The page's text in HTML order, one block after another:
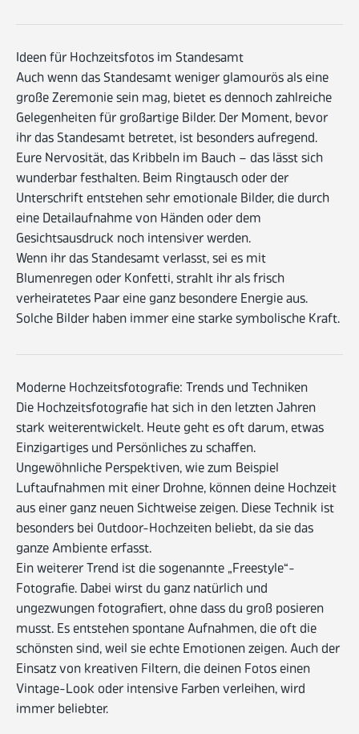
Ideen für Hochzeitsfotos im Standesamt
Auch wenn das Standesamt weniger glamourös als eine
große Zeremonie sein mag, bietet es dennoch zahlreiche
Gelegenheiten für großartige Bilder. Der Moment, bevor
ihr das Standesamt betretet, ist besonders aufregend.
Eure Nervosität, das Kribbeln im Bauch – das lässt sich
wunderbar festhalten. Beim Ringtausch oder der
Unterschrift entstehen sehr emotionale Bilder, die durch
eine Detailaufnahme von Händen oder dem
Gesichtsausdruck noch intensiver werden.
Wenn ihr das Standesamt verlasst, sei es mit
Blumenregen oder Konfetti, strahlt ihr als frisch
verheiratetes Paar eine ganz besondere Energie aus.
Solche Bilder haben immer eine starke symbolische Kraft.
Moderne Hochzeitsfotografie: Trends und Techniken
Die Hochzeitsfotografie hat sich in den letzten Jahren
stark weiterentwickelt. Heute geht es oft darum, etwas
Einzigartiges und Persönliches zu schaffen.
Ungewöhnliche Perspektiven, wie zum Beispiel
Luftaufnahmen mit einer Drohne, können deine Hochzeit
aus einer ganz neuen Sichtweise zeigen. Diese Technik ist
besonders bei Outdoor-Hochzeiten beliebt, da sie das
ganze Ambiente erfasst.
Ein weiterer Trend ist die sogenannte „Freestyle“-
Fotografie. Dabei wirst du ganz natürlich und
ungezwungen fotografiert, ohne dass du groß posieren
musst. Es entstehen spontane Aufnahmen, die oft die
schönsten sind, weil sie echte Emotionen zeigen. Auch der
Einsatz von kreativen Filtern, die deinen Fotos einen
Vintage-Look oder intensive Farben verleihen, wird
immer beliebter.